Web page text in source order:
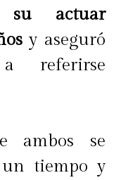
su actuar
y aseguró
referirse
ambos se
un tiempo y